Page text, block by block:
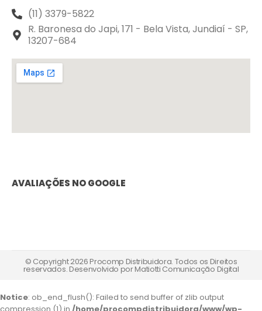
(11) 3379-5822
R. Baronesa do Japi, 171 - Bela Vista, Jundiaí - SP,
13207-684
AVALIAÇÕES NO GOOGLE
© Copyright 2026 Procomp Distribuidora. Todos os Direitos
reservados. Desenvolvido porMatiotti Comunicação Digital
Notice: ob_end_flush(): Failed to send buffer of zlib output